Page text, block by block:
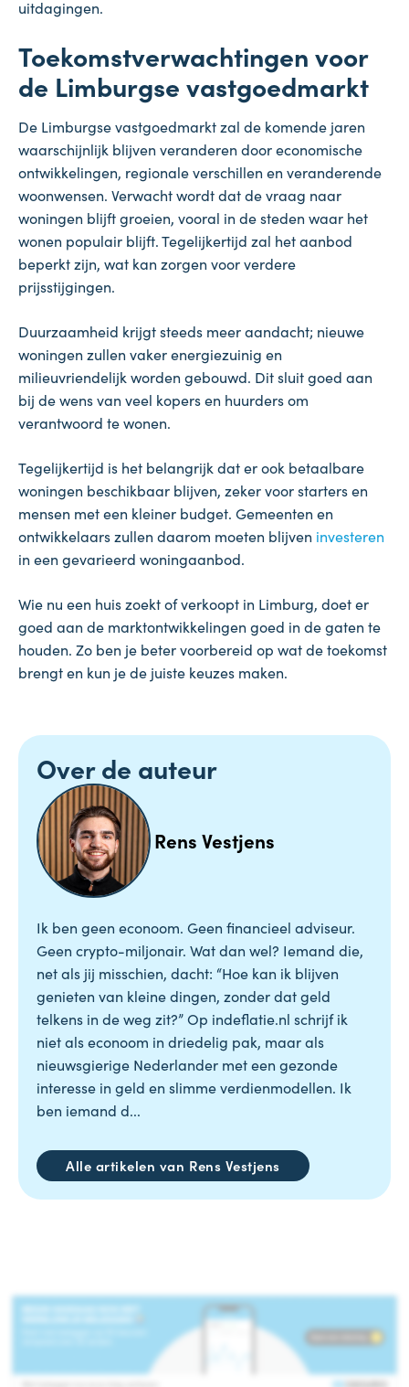
uitdagingen.
Toekomstverwachtingen voor
de Limburgse vastgoedmarkt
De Limburgse vastgoedmarkt zal de komende jaren
waarschijnlijk blijven veranderen door economische
ontwikkelingen, regionale verschillen en veranderende
woonwensen. Verwacht wordt dat de vraag naar
woningen blijft groeien, vooral in de steden waar het
wonen populair blijft. Tegelijkertijd zal het aanbod
beperkt zijn, wat kan zorgen voor verdere
prijsstijgingen.
Duurzaamheid krijgt steeds meer aandacht; nieuwe
woningen zullen vaker energiezuinig en
milieuvriendelijk worden gebouwd. Dit sluit goed aan
bij de wens van veel kopers en huurders om
verantwoord te wonen.
Tegelijkertijd is het belangrijk dat er ook betaalbare
woningen beschikbaar blijven, zeker voor starters en
mensen met een kleiner budget. Gemeenten en
ontwikkelaars zullen daarom moeten blijven investeren
in een gevarieerd woningaanbod.
Wie nu een huis zoekt of verkoopt in Limburg, doet er
goed aan de marktontwikkelingen goed in de gaten te
houden. Zo ben je beter voorbereid op wat de toekomst
brengt en kun je de juiste keuzes maken.
Over de auteur
Rens Vestjens
Ik ben geen econoom. Geen financieel adviseur.
Geen crypto-miljonair. Wat dan wel? Iemand die,
net als jij misschien, dacht: “Hoe kan ik blijven
genieten van kleine dingen, zonder dat geld
telkens in de weg zit?” Op indeflatie.nl schrijf ik
niet als econoom in driedelig pak, maar als
nieuwsgierige Nederlander met een gezonde
interesse in geld en slimme verdienmodellen. Ik
ben iemand d...
Alle artikelen van Rens Vestjens